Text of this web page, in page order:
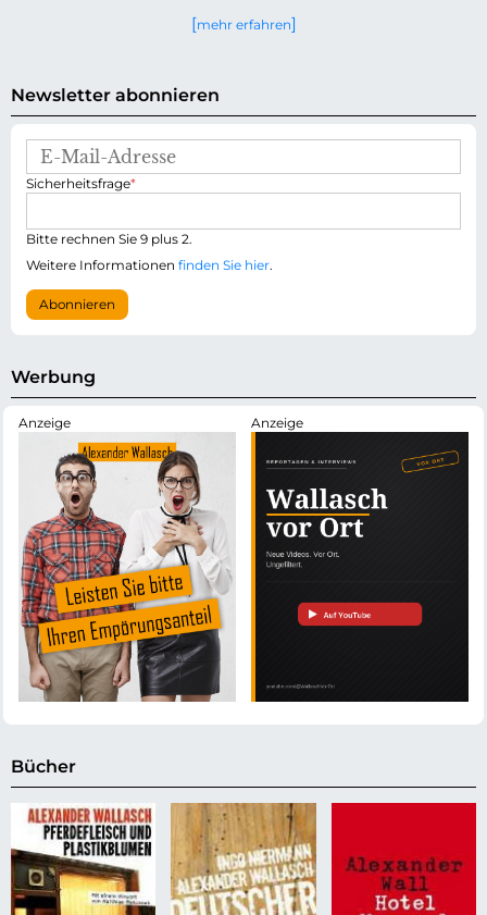
mehr erfahren
Newsletter abonnieren
M
l
-
d
r
s
e
P
i
c
h
t
f
d
Sicherheitsfrage*
Bitte rechnen Sie 9 plus 2.
Weitere Informationen finden Sie hier.
Abonnieren
Werbung
Bücher